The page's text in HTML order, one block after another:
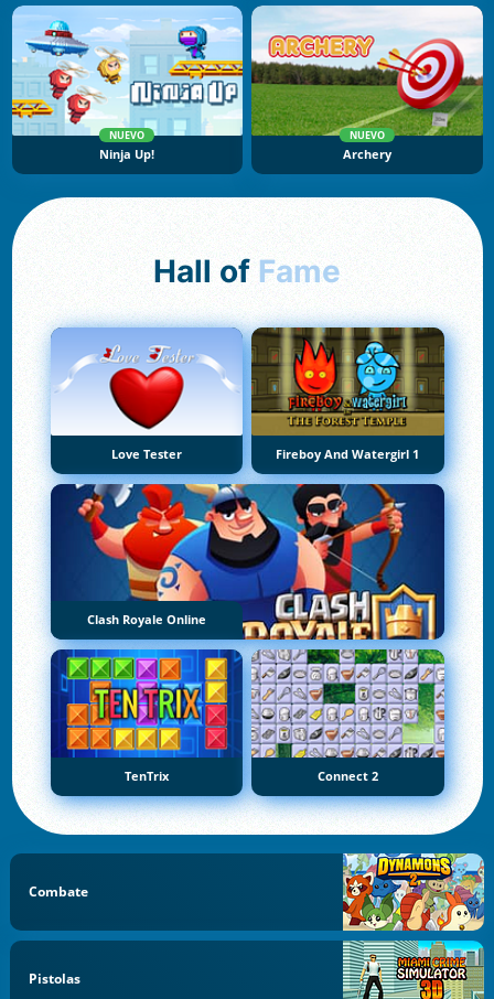
NUEVO
Ninja Up!
NUEVO
Archery
Hall of Fame
Love Tester Fireboy And Watergirl 1
Clash Royale Online
TenTrix Connect 2
Combate
Pistolas